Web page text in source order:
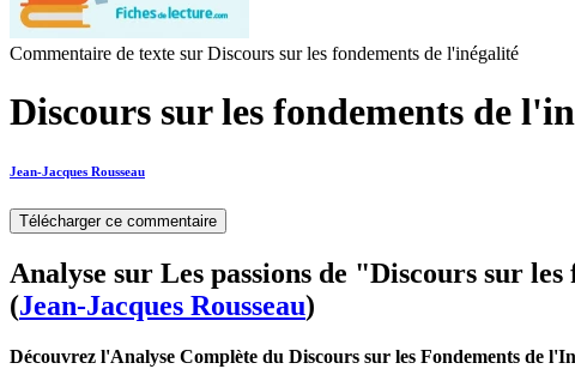
Commentaire de texte sur Discours sur les fondements de l'inégalité
Discours sur les fondements de
Jean-Jacques Rousseau
Télécharger ce commentaire
Analyse sur Les passions de "Discours sur
(Jean-Jacques Rousseau)
Découvrez l'Analyse Complète du Discours sur les Fondements de